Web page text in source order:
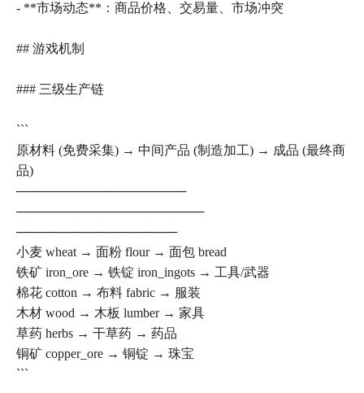
- **市场动态**：商品价格、交易量、市场冲突
## 游戏机制
### 三级生产链
```
原材料 (免费采集) → 中间产品 (制造加工) → 成品 (最终商
品)
───────────────────
─────────────────────
──────────────────
小麦 wheat → 面粉 flour → 面包 bread
铁矿 iron_ore → 铁锭 iron_ingots → 工具/武器
棉花 cotton → 布料 fabric → 服装
木材 wood → 木板 lumber → 家具
草药 herbs → 干草药 → 药品
铜矿 copper_ore → 铜锭 → 珠宝
```